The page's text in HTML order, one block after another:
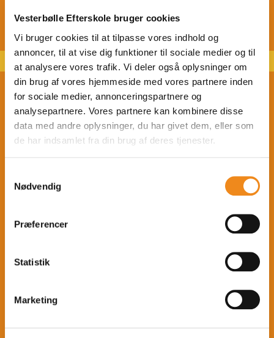
Vesterbølle Efterskole bruger cookies
Vi bruger cookies til at tilpasse vores indhold og
annoncer, til at vise dig funktioner til sociale medier og til
at analysere vores trafik. Vi deler også oplysninger om
din brug af vores hjemmeside med vores partnere inden
for sociale medier, annonceringspartnere og
analysepartnere. Vores partnere kan kombinere disse
data med andre oplysninger, du har givet dem, eller som
de har indsamlet fra din brug af deres tjenester.
Nødvendig
Præferencer
Statistik
Marketing
Musikproduktion og grundkursus
Rytmisk musik
Kor
Soloundervisning
Rytmisk gymnastik
Lasergame
Løb
Yoga
Klatring
Basketball
Svømning
Makerspace